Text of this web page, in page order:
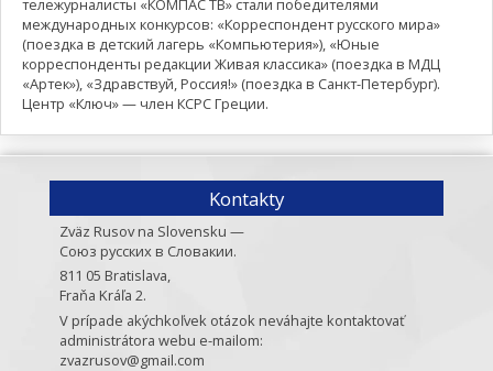
тележурналисты «КОМПАС ТВ» стали победителями
международных конкурсов: «Корреспондент русского мира»
(поездка в детский лагерь «Компьютерия»), «Юные
корреспонденты редакции Живая классика» (поездка в МДЦ
«Артек»), «Здравствуй, Россия!» (поездка в Санкт-Петербург).
Центр «Ключ» — член КСРС Греции.
Kontakty
Zväz Rusov na Slovensku —
Союз русских в Словакии.
811 05 Bratislava,
Fraňa Kráľa 2.
V prípade akýchkoľvek otázok neváhajte kontaktovať
administrátora webu e-mailom:
zvazrusov@gmail.com